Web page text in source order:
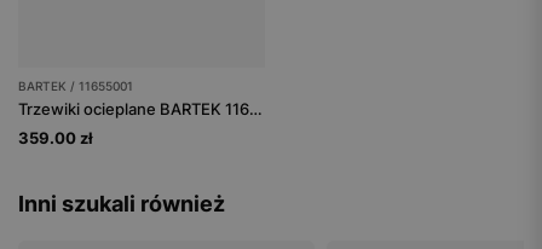
BARTEK / 11655001
Trzewiki ocieplane BARTEK 11655001, czarny
359.00 zł
Inni szukali również